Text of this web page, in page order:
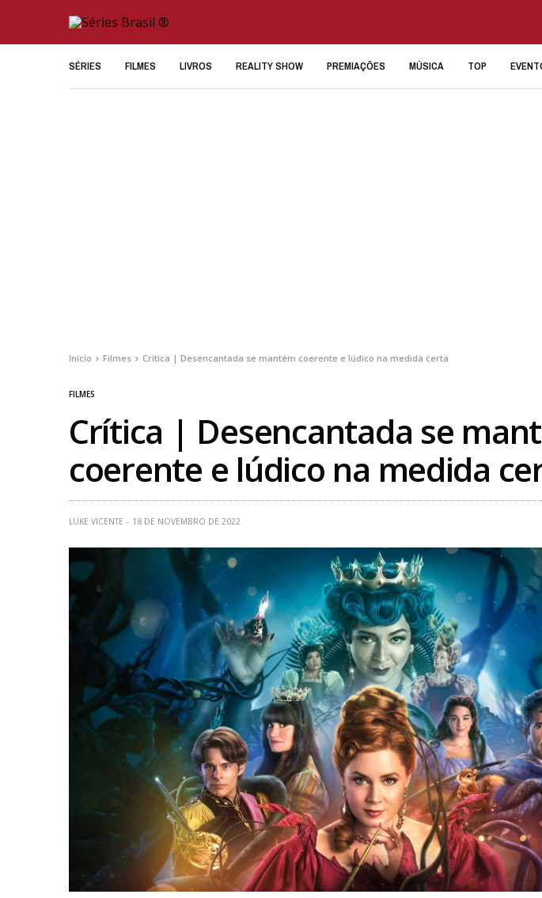
SÉRIES FILMES LIVROS REALITY SHOW PREMIAÇÕES MÚSICA TOP
Início Filmes Crítica | Desencantada se mantém coerente e lúdico na medida certa
FILMES
Crítica | Desencantada se
coerente e lúdico na medida
LUKE VICENTE 18 DE NOVEMBRO DE 2022